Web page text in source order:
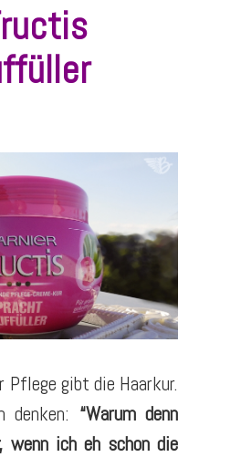
Pflege gibt die Haarkur.
denken: “Warum denn
wenn ich eh schon die